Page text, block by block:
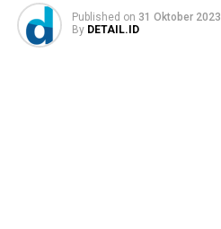
Published on 31 Oktober 2023
By DETAIL.ID